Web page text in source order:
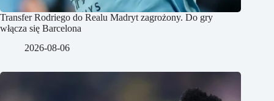
Transfer Rodriego do Realu Madryt zagrożony. Do gry
włącza się Barcelona
2026-08-06